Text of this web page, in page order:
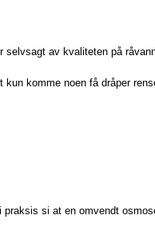
selvsagt av kvaliteten på
komme noen få dråper
si at en omvendt